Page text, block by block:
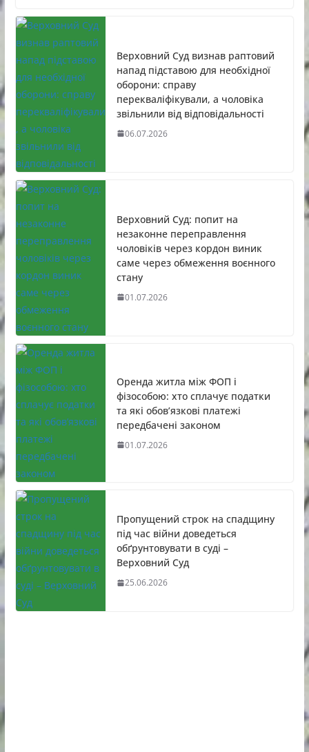
Верховний Суд визнав раптовий
напад підставою для необхідної
оборони: справу
перекваліфікували, а чоловіка
звільнили від відповідальності
06.07.2026
Верховний Суд: попит на
незаконне переправлення
чоловіків через кордон виник
саме через обмеження воєнного
стану
01.07.2026
Оренда житла між ФОП і
фізособою: хто сплачує податки
та які обов’язкові платежі
передбачені законом
01.07.2026
Пропущений строк на спадщину
під час війни доведеться
обґрунтовувати в суді –
Верховний Суд
25.06.2026